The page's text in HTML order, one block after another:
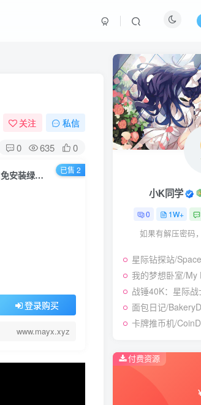
关注 私信
0 635 0
漂流佣兵/Wander Hero v1.0.240823|策略模拟|容量2.1GB|免安装绿色中文版
登录购买
www.mayx.xyz
已售 2
小K同学
0 1W+
如果有解压密码
星际钻探站/Space Drilling Station
我的梦想卧室/My Dream Setup
战锤40K：星际战士2/Warhammer 40,000:
面包日记/BakeryDiary
卡牌推币机/CoinDecker ~Deck Building
付费资源